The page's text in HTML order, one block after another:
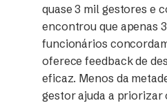
quase 3 mil gestores e
encontrou que apenas
funcionários
oferece feedback de
eficaz. Menos da
gestor ajuda a priorizar